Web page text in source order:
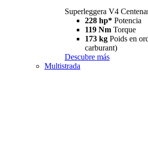
Superleggera V4
228 hp* Potencia
119 Nm Torque
173 kg Poids en
carburant)
Descubre más
Multistrada